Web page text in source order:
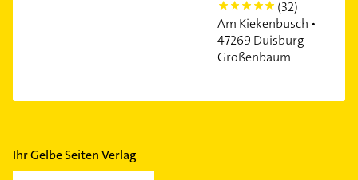
5
(32)
Am Kiekenbusch •
47269 Duisburg-
Großenbaum
Ihr Gelbe Seiten Verlag